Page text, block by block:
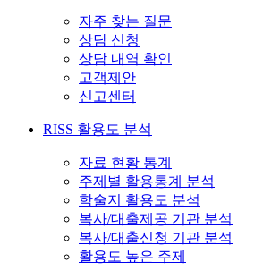
자주 찾는 질문
상담 신청
상담 내역 확인
고객제안
신고센터
RISS 활용도 분석
자료 현황 통계
주제별 활용통계 분석
학술지 활용도 분석
복사/대출제공 기관 분석
복사/대출신청 기관 분석
활용도 높은 주제